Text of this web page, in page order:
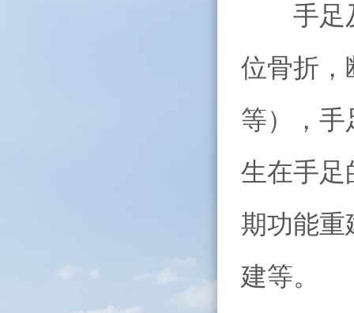
手足及
位骨折，
等），手
生在手足
期功能重
建等。